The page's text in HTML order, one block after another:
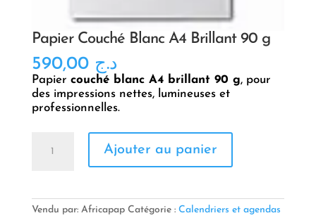
Papier Couché Blanc A4 Brillant 90 g
د.ج 590,00
Papier couché blanc A4 brillant 90 g, pour
des impressions nettes, lumineuses et
professionnelles.
A4
Ajouter au panier
Vendu par: Africapap Catégorie : Calendriers et agendas